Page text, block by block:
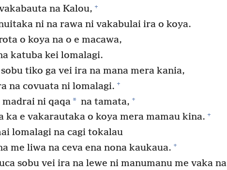
na Kalou, +
ni na rawa ni vakabulai ira o koya.
o koya na o e macawa,
katuba kei lomalagi.
tiko ga vei ira na mana mera kania,
na covuata ni lomalagi. +
ni qaqa* na tamata, +
ka e vakarautaka o koya mera mamau kina. +
lomalagi na cagi tokalau
me liwa na ceva ena nona kaukaua. +
sobu vei ira na lewe ni manumanu me vaka na